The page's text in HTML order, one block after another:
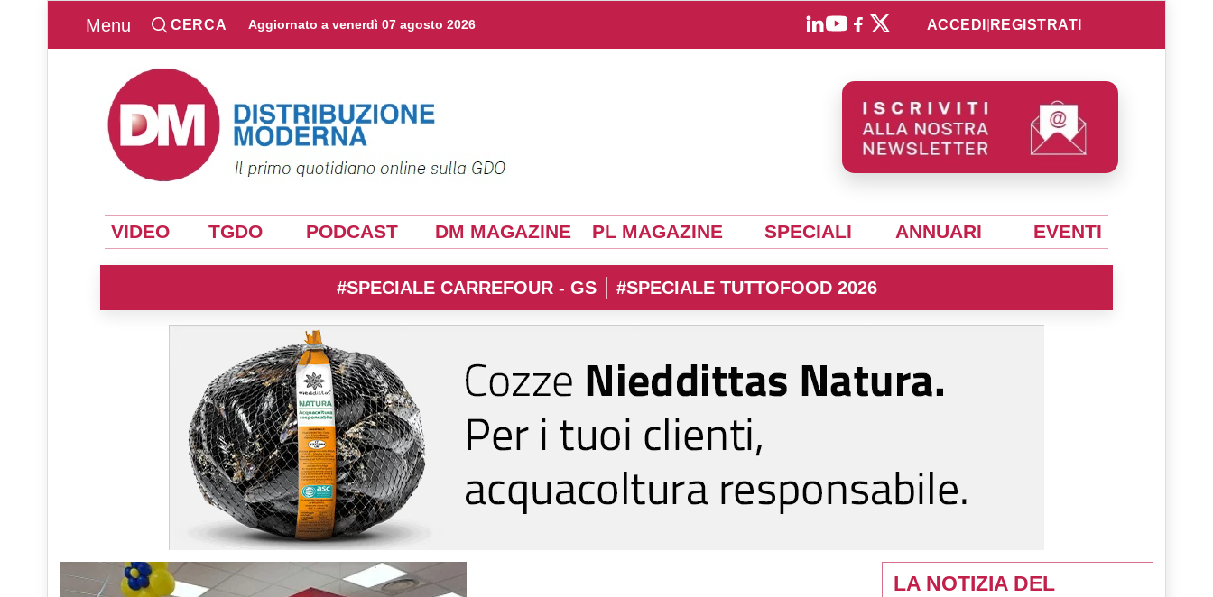
Menu CERCA Aggiornato a venerdì 07 agosto 2026 ACCEDI REGISTRATI
VIDEO TGDO PODCAST DM MAGAZINE PL MAGAZINE SPECIALI ANNUARI EVENTI
#SPECIALE CARREFOUR - GS #SPECIALE TUTTOFOOD 2026
LA NOTIZIA DEL